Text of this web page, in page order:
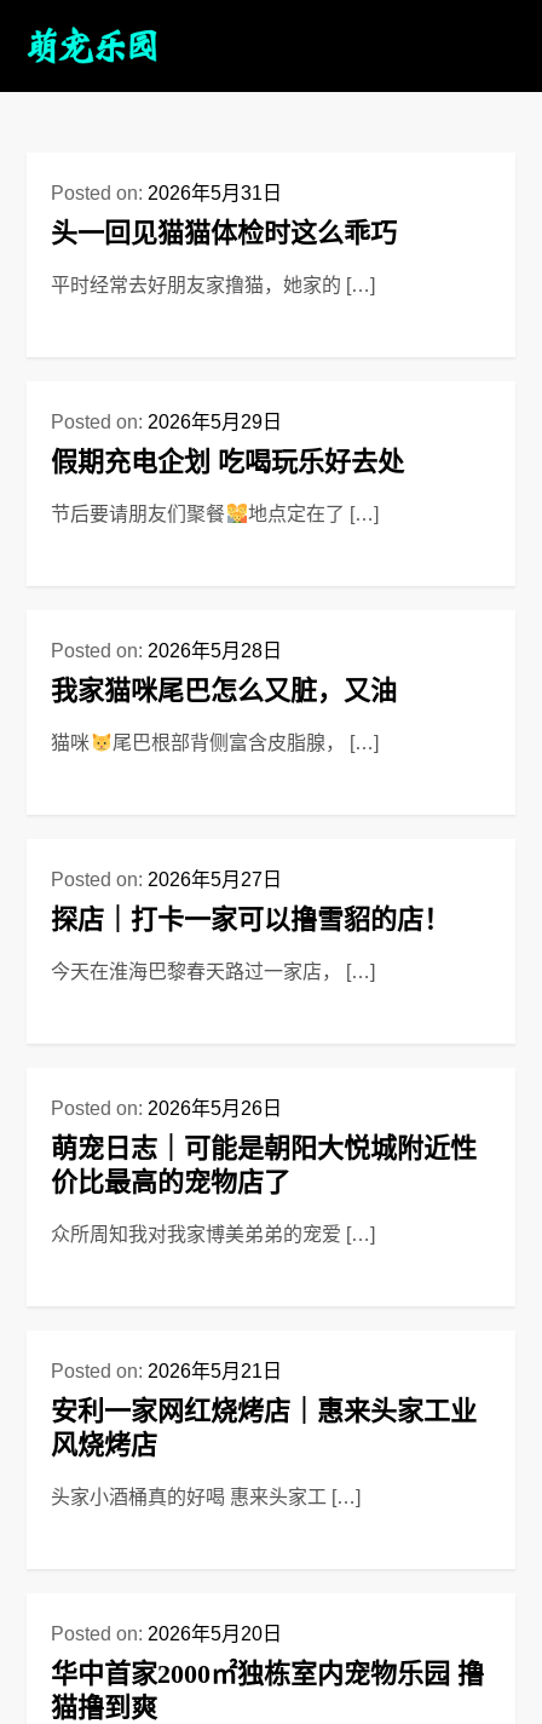
Posted on: 2026年5月31日
头一回见猫猫体检时这么乖巧
平时经常去好朋友家撸猫，她家的 […]
Posted on: 2026年5月29日
假期充电企划 吃喝玩乐好去处
节后要请朋友们聚餐 地点定在了 […]
Posted on: 2026年5月28日
我家猫咪尾巴怎么又脏，又油
猫咪 尾巴根部背侧富含皮脂腺， […]
Posted on: 2026年5月27日
探店｜打卡一家可以撸雪貂的店！
今天在淮海巴黎春天路过一家店， […]
Posted on: 2026年5月26日
萌宠日志｜可能是朝阳大悦城附近性
价比最高的宠物店了
众所周知我对我家博美弟弟的宠爱 […]
Posted on: 2026年5月21日
安利一家网红烧烤店｜惠来头家工业
风烧烤店
头家小酒桶真的好喝 惠来头家工 […]
Posted on: 2026年5月20日
华中首家2000㎡独栋室内宠物乐园 撸
猫撸到爽